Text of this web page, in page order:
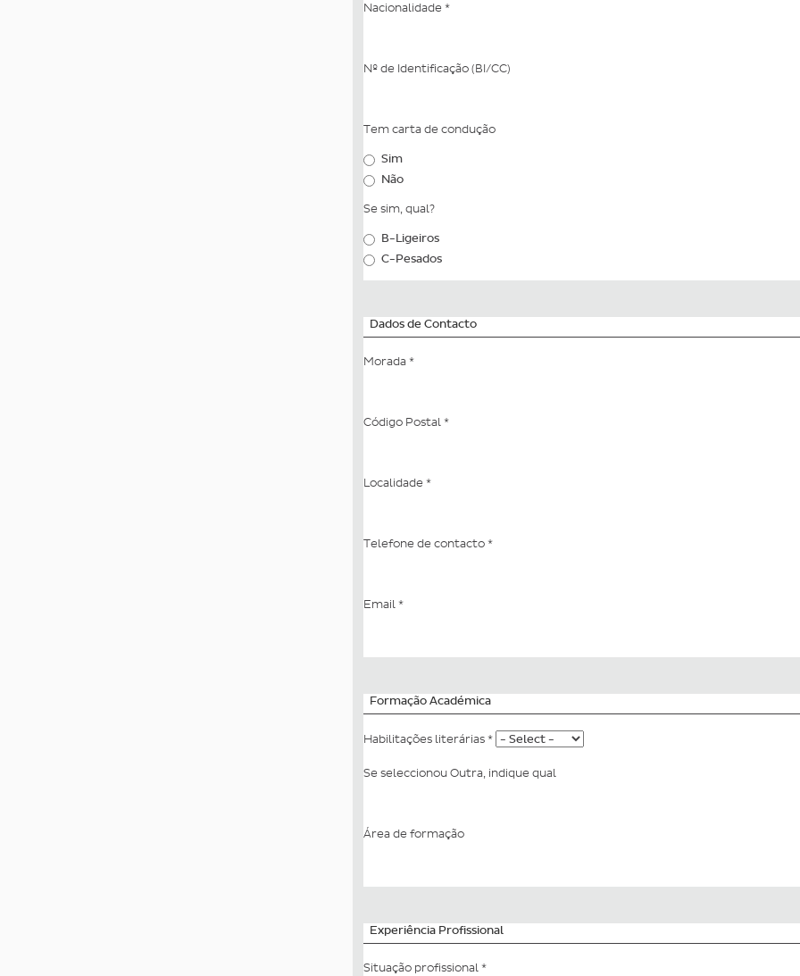
Nacionalidade *
Nº de Identificação (BI/CC)
Tem carta de condução
Sim
Não
Se sim, qual?
B-Ligeiros
C-Pesados
Dados de Contacto
Morada *
Código Postal *
Localidade *
Telefone de contacto *
Email *
Formação Académica
Habilitações literárias *
Se seleccionou Outra, indique qual
Área de formação
Experiência Profissional
Situação profissional *